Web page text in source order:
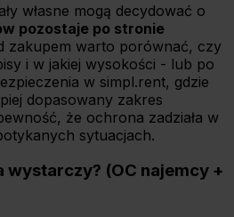
własne mogą decydować o
pozostaje po stronie
zakupem warto porównać, czy
i w jakiej wysokości - lub po
w simpl.rent, gdzie
dopasowany zakres
że ochrona zadziała w
sytuacjach.
wystarczy? (OC najemcy +